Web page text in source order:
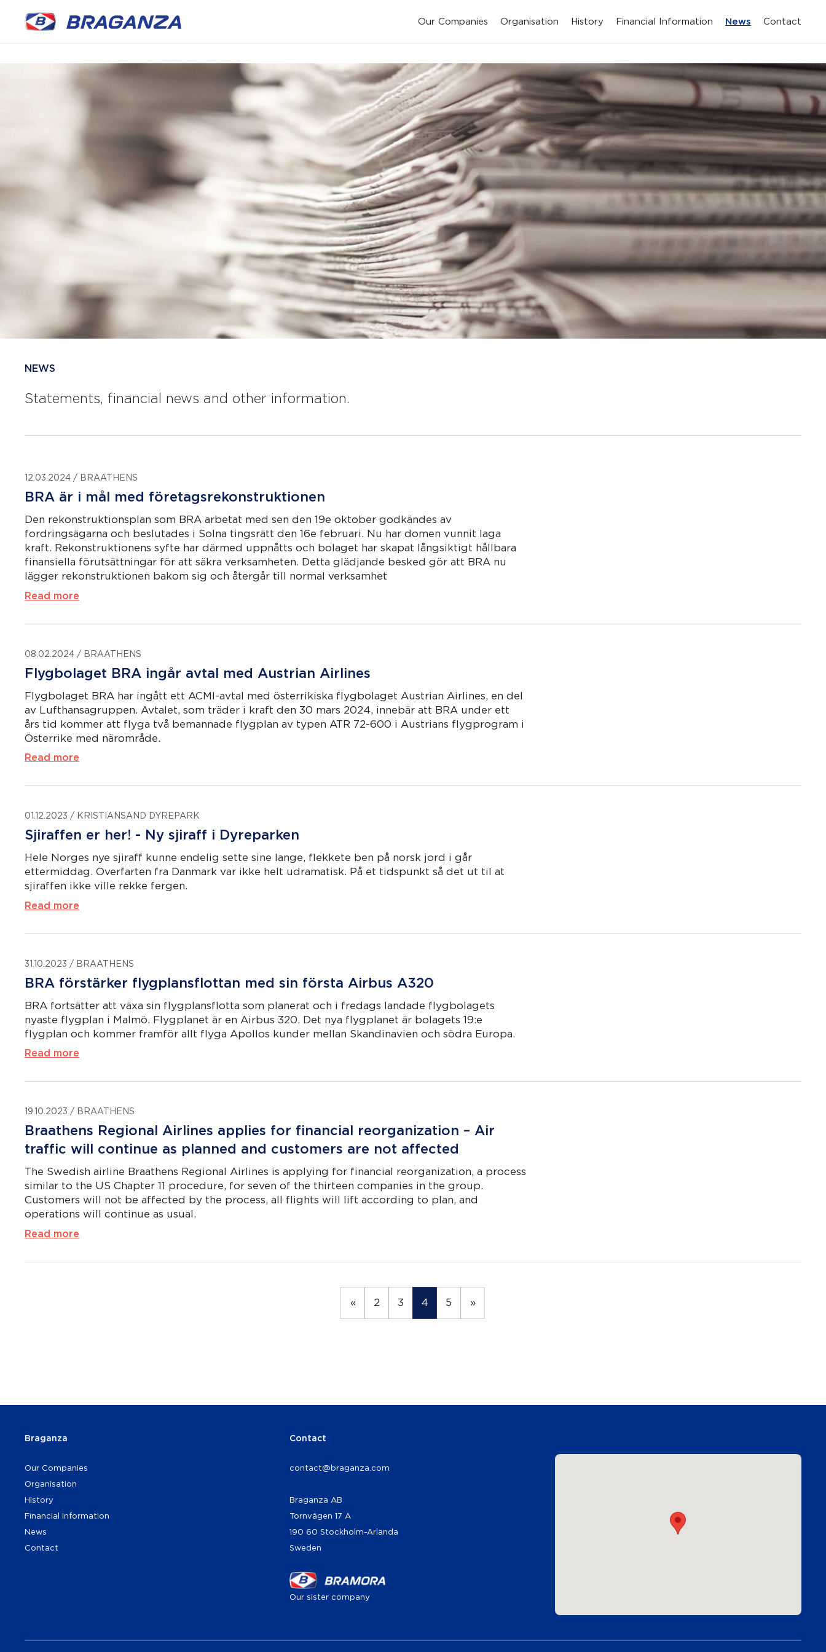
Our Companies Organisation History Financial Information News Contact
NEWS
Statements, financial news and other information.
12.03.2024 / BRAATHENS
BRA är i mål med företagsrekonstruktionen
Den rekonstruktionsplan som BRA arbetat med sen den 19e oktober godkändes av
fordringsägarna och beslutades i Solna tingsrätt den 16e februari. Nu har domen vunnit laga
kraft. Rekonstruktionens syfte har därmed uppnåtts och bolaget har skapat långsiktigt hållbara
finansiella förutsättningar för att säkra verksamheten. Detta glädjande besked gör att BRA nu
lägger rekonstruktionen bakom sig och återgår till normal verksamhet
Read more
08.02.2024 / BRAATHENS
Flygbolaget BRA ingår avtal med Austrian Airlines
Flygbolaget BRA har ingått ett ACMI-avtal med österrikiska flygbolaget Austrian Airlines, en del
av Lufthansagruppen. Avtalet, som träder i kraft den 30 mars 2024, innebär att BRA under ett
års tid kommer att flyga två bemannade flygplan av typen ATR 72-600 i Austrians flygprogram i
Österrike med närområde.
Read more
01.12.2023 / KRISTIANSAND DYREPARK
Sjiraffen er her! - Ny sjiraff i Dyreparken
Hele Norges nye sjiraff kunne endelig sette sine lange, flekkete ben på norsk jord i går
ettermiddag. Overfarten fra Danmark var ikke helt udramatisk. På et tidspunkt så det ut til at
sjiraffen ikke ville rekke fergen.
Read more
31.10.2023 / BRAATHENS
BRA förstärker flygplansflottan med sin första Airbus A320
BRA fortsätter att växa sin flygplansflotta som planerat och i fredags landade flygbolagets
nyaste flygplan i Malmö. Flygplanet är en Airbus 320. Det nya flygplanet är bolagets 19:e
flygplan och kommer framför allt flyga Apollos kunder mellan Skandinavien och södra Europa.
Read more
19.10.2023 / BRAATHENS
Braathens Regional Airlines applies for financial reorganization – Air
traffic will continue as planned and customers are not affected
The Swedish airline Braathens Regional Airlines is applying for financial reorganization, a process
similar to the US Chapter 11 procedure, for seven of the thirteen companies in the group.
Customers will not be affected by the process, all flights will lift according to plan, and
operations will continue as usual.
Read more
« 2 3 4 5 »
Braganza
Our Companies
Organisation
History
Financial Information
News
Contact
Contact
contact@braganza.com
Braganza AB
Tornvägen 17 A
190 60 Stockholm-Arlanda
Sweden
Our sister company